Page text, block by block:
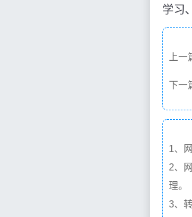
学习
上一
下一
1、
2、
理。
3、